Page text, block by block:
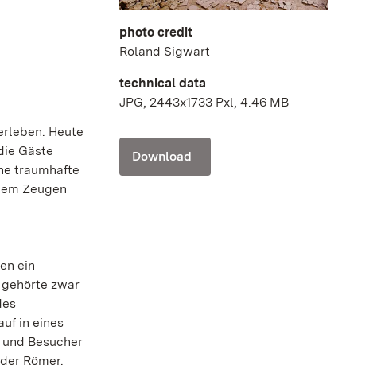
Heute
Gäste
traumhafte
Zeugen
ein
zwar
in eines
Besucher
Römer.
photo credit
Roland Sigwart
technical data
JPG, 2443x1733 Pxl, 4.46 MB
Download